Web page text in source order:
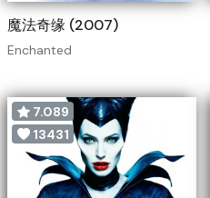
魔法奇缘 (2007)
Enchanted
7.089
13431